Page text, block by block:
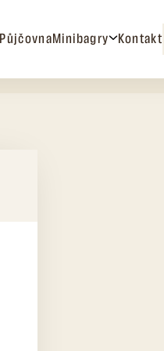
PůjčovnaMinibagry Kontakt